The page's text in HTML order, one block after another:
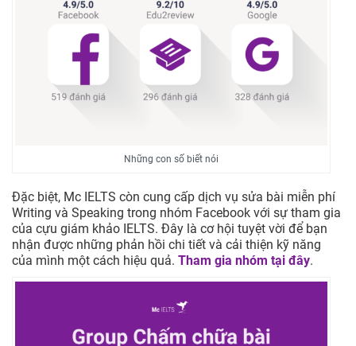
Những con số biết nói
Đặc biệt, Mc IELTS còn cung cấp dịch vụ sửa bài miễn phí
Writing và Speaking trong nhóm Facebook với sự tham gia
của cựu giám khảo IELTS. Đây là cơ hội tuyệt vời để bạn
nhận được những phản hồi chi tiết và cải thiện kỹ năng
của mình một cách hiệu quả. Tham gia nhóm tại đây.